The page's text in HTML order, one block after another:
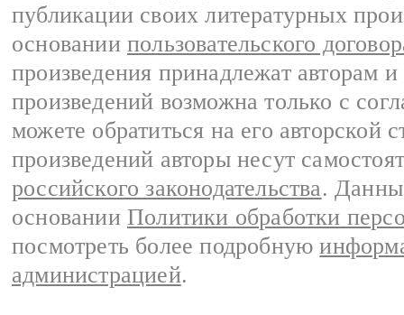
публикации своих литературных
основании пользовательского
произведения принадлежат авторам
произведений возможна только с
можете обратиться на его авторской
произведений авторы несут
российского законодательства.
основании Политики обработки
посмотреть более подробную
администрацией.